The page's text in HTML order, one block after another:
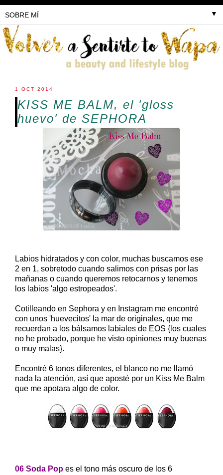
▼
1 OCT 2014
KISS ME BALM, el 'gloss
huevo' de SEPHORA
Labios hidratados y con color, muchas buscamos ese
2 en 1, sobretodo cuando salimos con prisas por las
mañanas o cuando queremos retocarnos y tenemos
los labios 'algo estropeados'.
Cotilleando en Sephora y en Instagram me encontré
con unos 'huevecitos' la mar de originales, que me
recuerdan a los bálsamos labiales de EOS {los cuales
no he probado, porque he visto opiniones muy buenas
o muy malas}.
Encontré 6 tonos diferentes, el blanco no me llamó
nada la atención, así que aposté por un Kiss Me Balm
que me apotara algo de color.
06 Soda Pop es el tono más oscuro de los 6